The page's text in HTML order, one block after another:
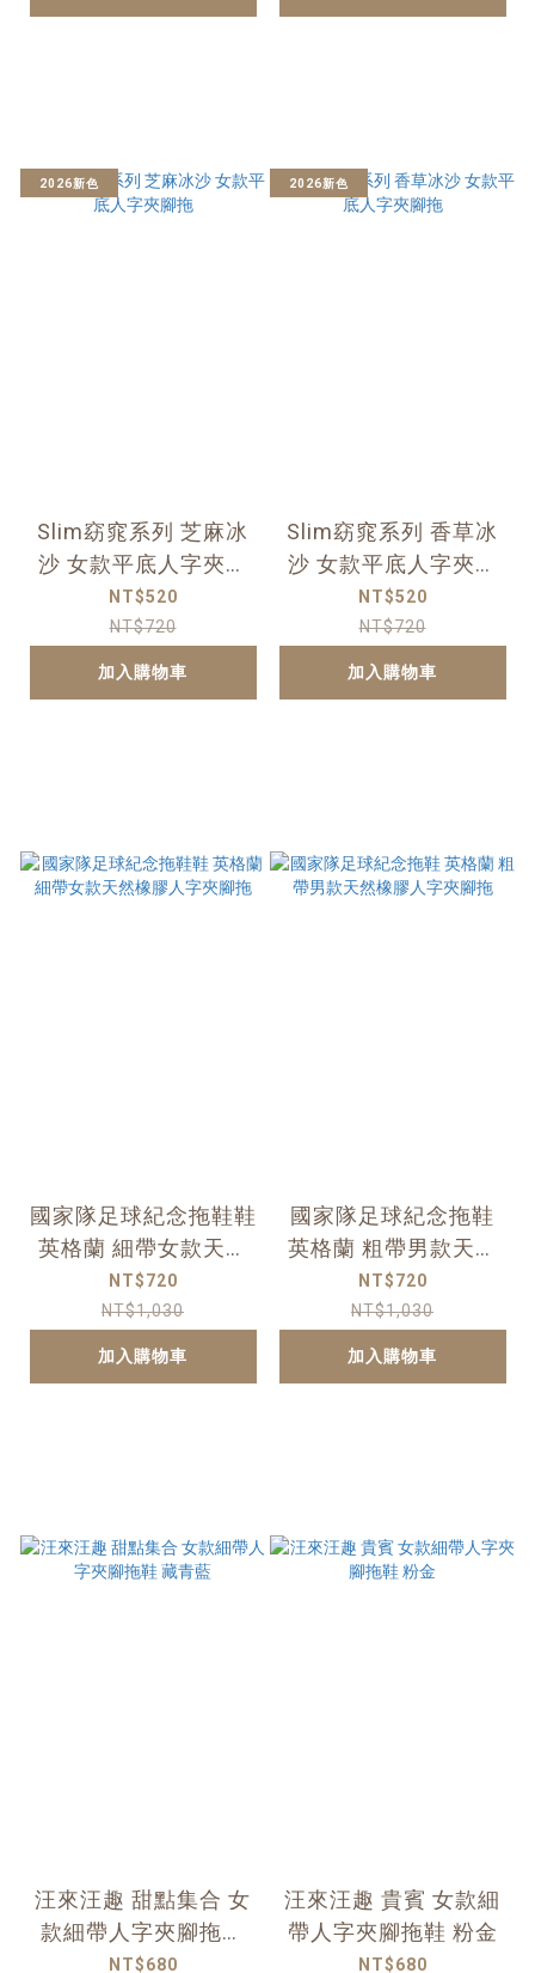
2026新色
Slim窈窕系列 芝麻冰
沙 女款平底人字夾腳
拖
NT$520
NT$720
加入購物車
2026新色
Slim窈窕系列 香草冰
沙 女款平底人字夾腳
拖
NT$520
NT$720
加入購物車
國家隊足球紀念拖鞋鞋
英格蘭 細帶女款天然
橡膠人字夾腳拖
NT$720
NT$1,030
加入購物車
國家隊足球紀念拖鞋
英格蘭 粗帶男款天然
橡膠人字夾腳拖
NT$720
NT$1,030
加入購物車
汪來汪趣 甜點集合 女
款細帶人字夾腳拖鞋
藏青藍
NT$680
汪來汪趣 貴賓 女款細
帶人字夾腳拖鞋 粉金
NT$680